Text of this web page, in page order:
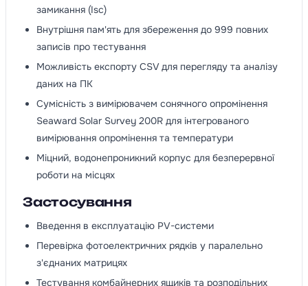
замикання (Isc)
Внутрішня пам'ять для збереження до 999 повних
записів про тестування
Можливість експорту CSV для перегляду та аналізу
даних на ПК
Сумісність з вимірювачем сонячного опромінення
Seaward Solar Survey 200R для інтегрованого
вимірювання опромінення та температури
Міцний, водонепроникний корпус для безперервної
роботи на місцях
Застосування
Введення в експлуатацію PV-системи
Перевірка фотоелектричних рядків у паралельно
з'єднаних матрицях
Тестування комбайнерних ящиків та розподільних